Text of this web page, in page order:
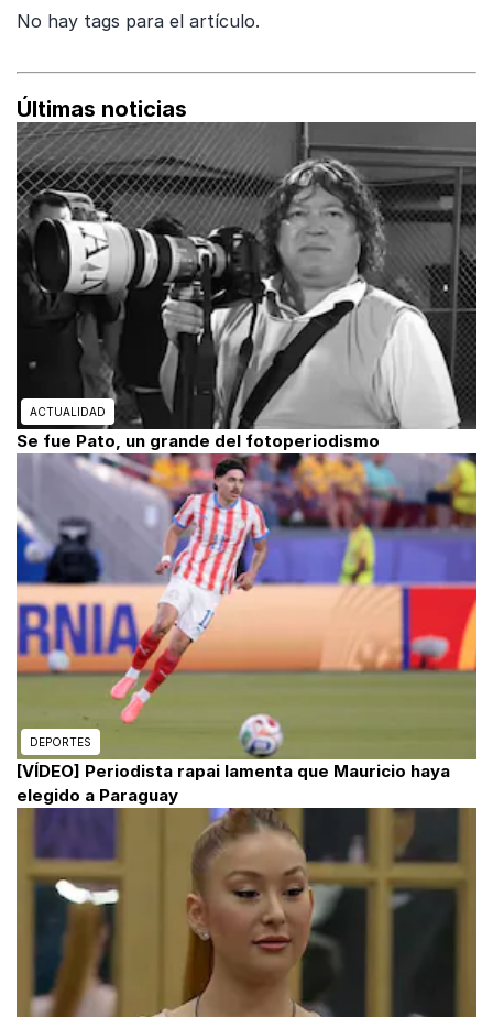
No hay tags para el artículo.
Últimas noticias
ACTUALIDAD
Se fue Pato, un grande del fotoperiodismo
DEPORTES
[VÍDEO] Periodista rapai lamenta que Mauricio haya
elegido a Paraguay